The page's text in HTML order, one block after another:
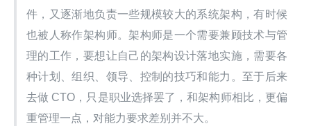
件，又逐渐地负责一些规模较大的系统架构，有时候
也被人称作架构师。架构师是一个需要兼顾技术与管
理的工作，要想让自己的架构设计落地实施，需要各
种计划、组织、领导、控制的技巧和能力。至于后来
去做 CTO，只是职业选择罢了，和架构师相比，更偏
重管理一点，对能力要求差别并不大。